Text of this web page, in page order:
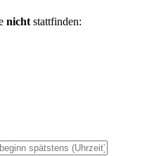
nicht stattfinden: